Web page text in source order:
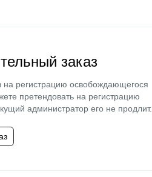
заказ
регистрацию освобождающегося
претендовать на регистрацию
администратор его не продлит.